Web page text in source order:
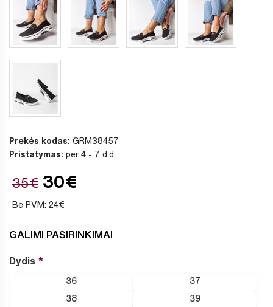
Prekės kodas: GRM38457
Pristatymas: per 4 - 7 d.d.
35€ 30€
Be PVM: 24€
GALIMI PASIRINKIMAI
Dydis
36 37
38 39